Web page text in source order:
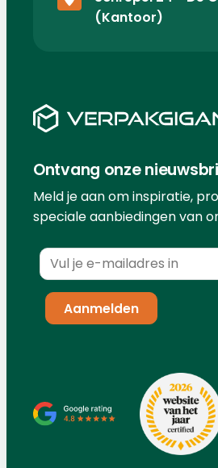
(Kantoor)
Ontvang onze
Meld je aan om inspiratie,
speciale aanbiedingen van